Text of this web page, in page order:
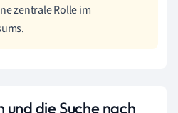
zentrale Rolle im
die Suche nach